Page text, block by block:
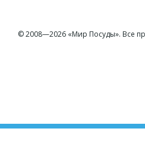
© 2008—2026 «Мир Посуды». Все